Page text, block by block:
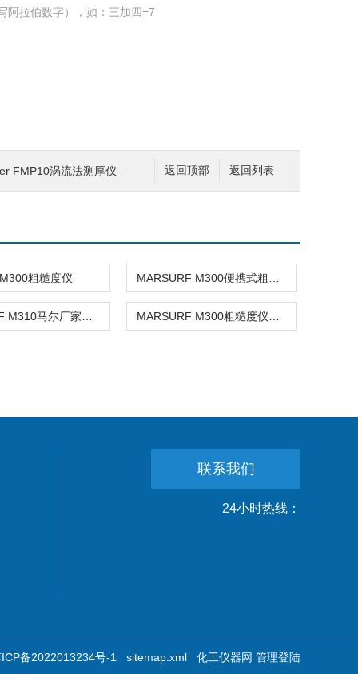
阿拉伯数字），如：三加四=7
返回列表
返回顶部
FMP10涡流法测厚仪
粗糙度仪
联系我们
24小时热线：
备2022013234号-1 sitemap.xml 化工仪器网 管理登陆